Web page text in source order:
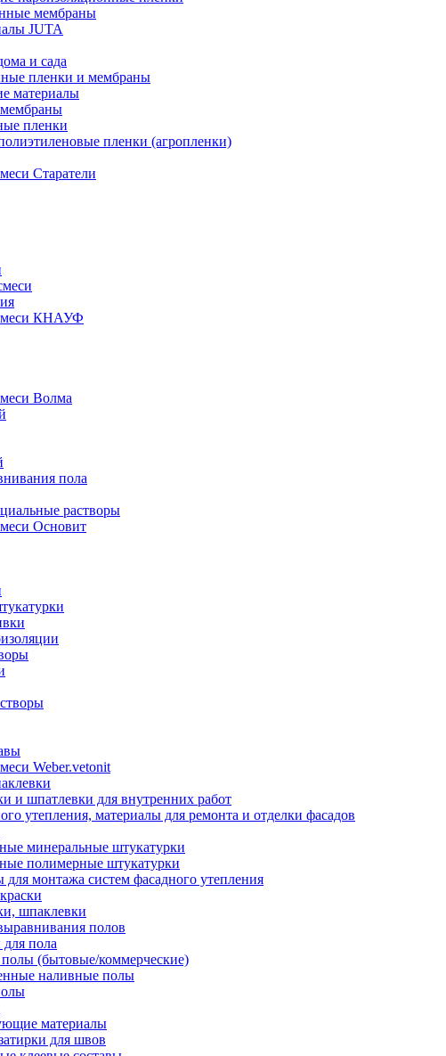
мембраны
JUTA
и сада
пленки и мембраны
материалы
пленки
пленки (агропленки)
Старатели
КНАУФ
Волма
пола
растворы
Основит
Weber.vetonit
и шпатлевки для внутренних работ
утепления, материалы для ремонта и отделки фасадов
минеральные штукатурки
полимерные штукатурки
монтажа систем фасадного утепления
шпаклевки
полов
пола
(бытовые/коммерческие)
наливные полы
материалы
для швов